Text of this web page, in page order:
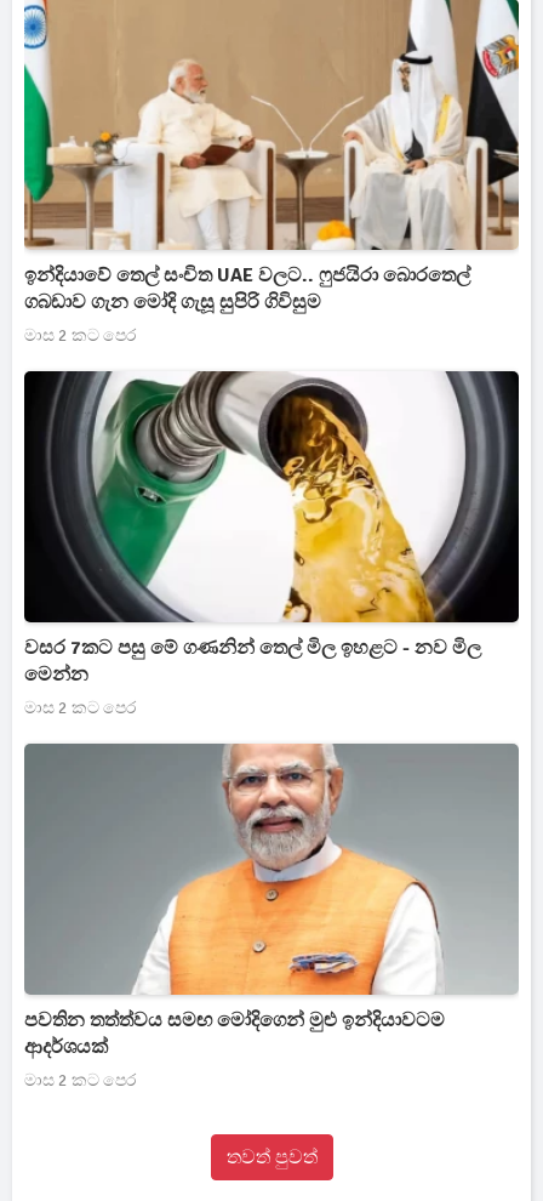
ඉන්දියාවේ තෙල් සංචිත UAE වලට.. ෆුජයිරා බොරතෙල්
ගබඩාව ගැන මෝදි ගැසූ සුපිරි ගිවිසුම
මාස 2 කට පෙර
වසර 7කට පසු මේ ගණනින් තෙල් මිල ඉහළට - නව මිල
මෙන්න
මාස 2 කට පෙර
පවතින තත්ත්වය සමඟ මෝදිගෙන් මුළු ඉන්දියාවටම
ආදර්ශයක්
මාස 2 කට පෙර
තවත් පුවත්